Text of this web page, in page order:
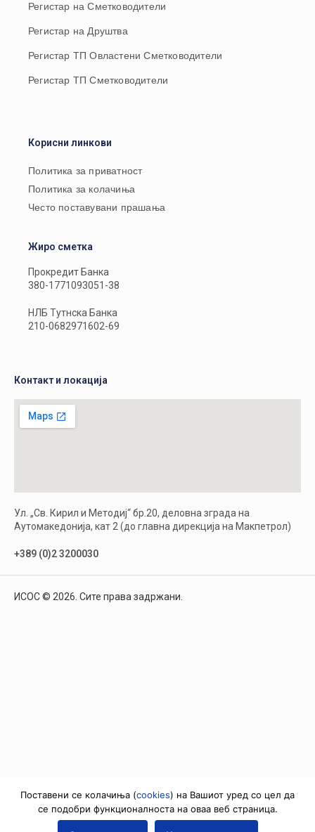
Регистар на Сметководители
Регистар на Друштва
Регистар ТП Овластени Сметководители
Регистар ТП Сметководители
Корисни линкови
Политика за приватност
Политика за колачиња
Често поставувани прашања
Жиро сметка
Прокредит Банка
380-1771093051-38
НЛБ Тутнска Банка
210-0682971602-69
Контакт и локација
Ул. „Св. Кирил и Методиј“ бр.20, деловна зграда на
Аутомакедонија, кат 2 (до главна дирекција на Макпетрол)
+389 (0)2 3200030
ИСОС © 2026. Сите права задржани.
Поставени се колачиња (cookies) на Вашиот уред со цел да
се подобри функционалноста на оваа веб страница.